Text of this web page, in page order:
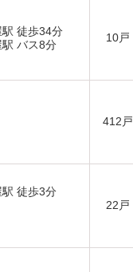
徒歩34分
バス8分
10戸
412戸
徒歩3分
22戸